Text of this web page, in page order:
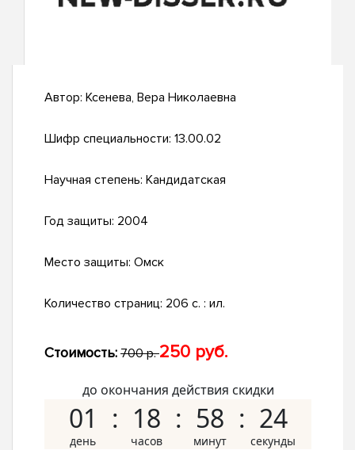
Автор: Ксенева, Вера Николаевна
Шифр специальности: 13.00.02
Научная степень: Кандидатская
Год защиты: 2004
Место защиты: Омск
Количество страниц: 206 с. : ил.
Стоимость: 700 р.250 руб.
до окончания действия скидки
01 18 58 23